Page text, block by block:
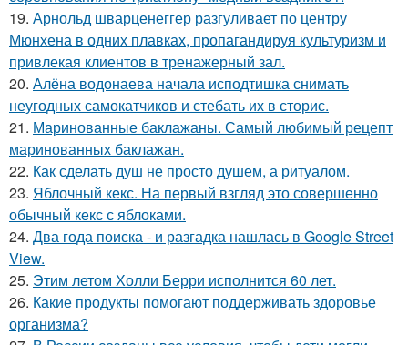
19. Арнольд шварценеггер разгуливает по центру
Мюнхена в одних плавках, пропагандируя культуризм и
привлекая клиентов в тренажерный зал.
20. Алёна водонаева начала исподтишка снимать
неугодных самокатчиков и стебать их в сторис.
21. Маринованные баклажаны. Самый любимый рецепт
маринованных баклажан.
22. Как сделать душ не просто душем, а ритуалом.
23. Яблочный кекс. На первый взгляд это совершенно
обычный кекс с яблоками.
24. Два года поиска - и разгадка нашлась в Google Street
View.
25. Этим летом Холли Берри исполнится 60 лет.
26. Какие продукты помогают поддерживать здоровье
организма?